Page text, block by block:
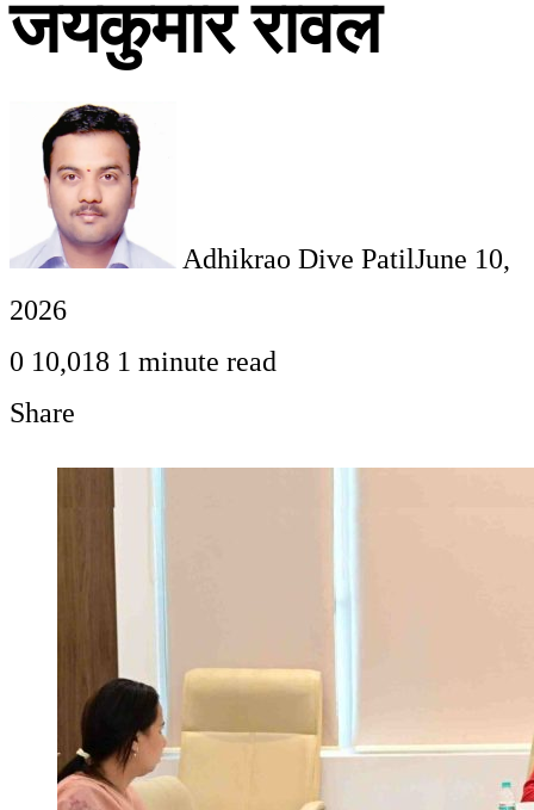
जयकुमार रावल
Adhikrao Dive PatilJune 10,
2026
0 10,018 1 minute read
Share
Facebook
Twitter
LinkedIn
Pinterest
WhatsApp
Telegram
Share
Print